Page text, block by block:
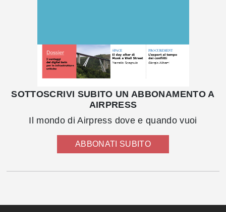
SOTTOSCRIVI SUBITO UN ABBONAMENTO A
AIRPRESS
Il mondo di Airpress dove e quando vuoi
ABBONATI SUBITO